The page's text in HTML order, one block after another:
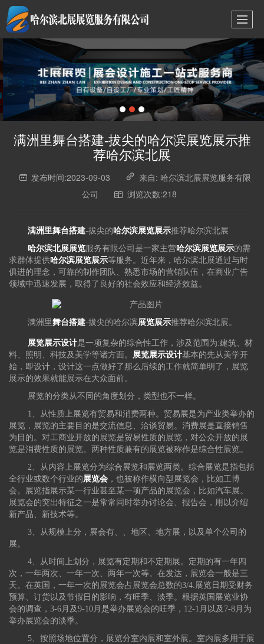
满洲里舞台搭建-拔尖的哈尔滨展览展示推
荐哈尔滨北展
发布时间:2023-09-03
来自: 哈尔滨北展展览服务有限
公司
浏览次数:218
满洲里舞台搭建-拔尖的 哈尔滨展览展示推荐哈尔滨北展
哈尔滨北展展览 服务有限公司是一家主营哈尔滨展览展示的需
求群体提供哈尔滨展览展示等服务。近年来，哈尔滨北展通过与时
俱进的理念，可靠的制作团队、熟悉市场的营销队伍，在商业广告
领域中迅速发展，取得了良好的社会效应和经济效益。
满洲里舞台搭建-拔尖的哈尔滨展览展示推荐哈尔滨北展。
展览展示设计是一项复杂的综合性工作，涉及范围为:建筑、材
料、照明、科技及美学等诸方面。
展览展示设计基本的先从美学开
始，即设计，设计这一点做好了那么后续的工作就简单明了，展览
展示的效果就能展示在大众面前。
展览的分类从不同的角度划分，类型也不一样。
1、从性质上展览有贸易和消费两种。贸易展是为产业类举办的
展览，展览的主要目的是交流信息、洽谈贸易。消费展是直接销售
为目的。对工商业开放的展览是贸易性质的展览，对公众开放的展
览是消费性质的展览。两种性质兼有的展览被称作是综合性展览。
2、从内容上展览分为综合展览和展览两类。综合展览是指包括
全行业或数个行业的 展览会 ，也被称作横向型展览会，比如工博
会。展览指展示某一行业甚至某一项产品的展览会，比如汽车展。
展览会的突出特征之一是常常同时举办讨论会、报告会，用以介绍
新产品、新技术等。
3、从规模上分，展会有、、地区、地方展，以及单个公司的
展。
4、从时间上划分，展览有定期和不定期展。定期的有一年四
次，一年两次、一年一次、两年一次等。在发达，展览会一般是三
天。在英国，一年一次的展览会占展览会总数的3/4.展览日期受财务
预算、订货以及节假日的影响，有旺季、淡季。根据英国展览业协
会的调查，3-6月及9-10月是举办展览会的旺季，12-1月以及7-8月为
举办展览会的淡季。
5、按照场地位置分，展览分室内展和室外展。室内展多用于展